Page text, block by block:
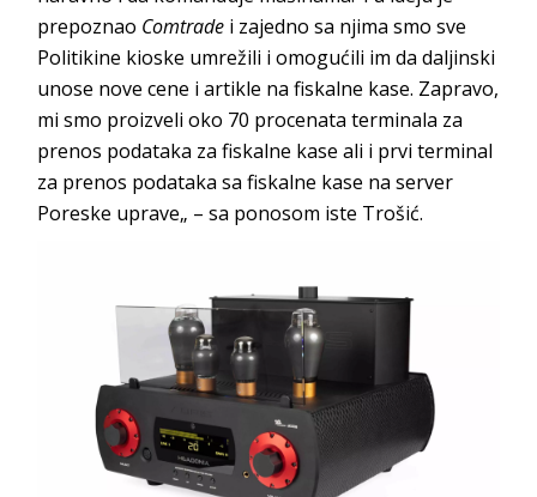
prepoznao Comtrade i zajedno sa njima smo sve
Politikine kioske umrežili i omogućili im da daljinski
unose nove cene i artikle na fiskalne kase. Zapravo,
mi smo proizveli oko 70 procenata terminala za
prenos podataka za fiskalne kase ali i prvi terminal
za prenos podataka sa fiskalne kase na server
Poreske uprave„ – sa ponosom iste Trošić.